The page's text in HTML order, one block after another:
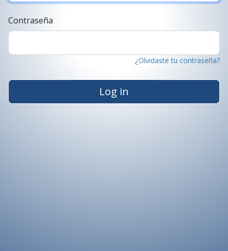
Contraseña
¿Olvidaste tu contraseña?